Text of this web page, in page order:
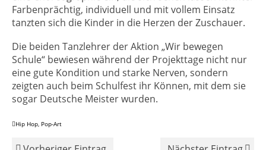
Farbenprächtig, individuell und mit vollem Einsatz
tanzten sich die Kinder in die Herzen der Zuschauer.
Die beiden Tanzlehrer der Aktion „Wir bewegen
Schule“ bewiesen während der Projekttage nicht nur
eine gute Kondition und starke Nerven, sondern
zeigten auch beim Schulfest ihr Können, mit dem sie
sogar Deutsche Meister wurden.
Hip Hop, Pop-Art